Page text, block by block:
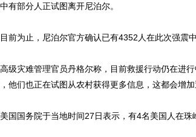
有部分人正试图离开尼泊尔。
为止，尼泊尔官方确认已有4352人在此次强震中
灾难管理官员丹格尔称，目前救援行动仍在进行
他们也正在试图从农村获得更多信息，这都会增加
国务院于当地时间27日表示，有4名美国人在珠